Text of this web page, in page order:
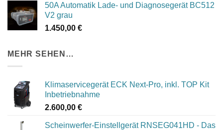
840,00 €750,00 €.
50A Automatik Lade- und Diagnosegerät BC512
V2 grau
1.450,00 €
MEHR SEHEN…
Klimaservicegerät ECK Next-Pro, inkl. TOP Kit
Inbetriebnahme
2.600,00 €
Scheinwerfer-Einstellgerät RNSEG041HD - Das